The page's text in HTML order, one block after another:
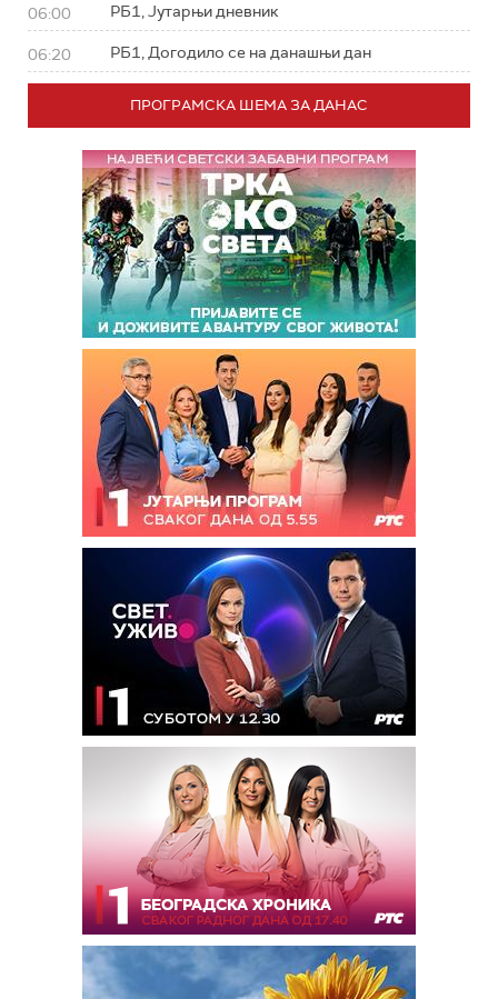
06:00 РБ1, Јутарњи дневник
06:20 РБ1, Догодило се на данашњи дан
ПРОГРАМСКА ШЕМА ЗА ДАНАС